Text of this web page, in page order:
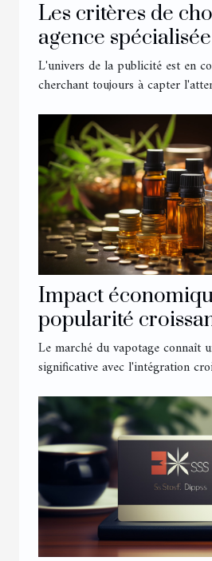
Les critères de
agence
et structures
publicitaires
L'univers de la publicité est en
cherchant toujours à capter
Impact
popularité
sur le marché du
Le marché du vapotage connaît
significative avec l'intégration